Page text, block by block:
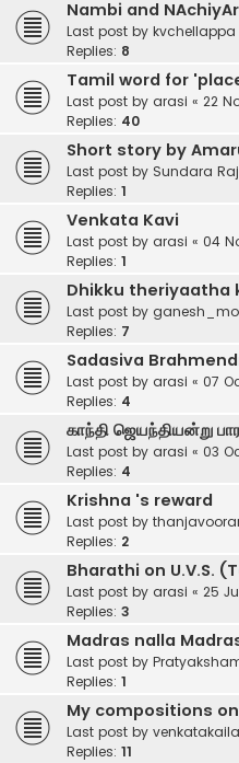
Nambi and NAchiyAr
Last post by kvchellappa
Replies: 8
Tamil word for
Last post by arasi « 22
Replies: 40
Short story by
Last post by Sundara
Replies: 1
Venkata Kavi
Last post by arasi « 04
Replies: 1
Dhikku theriyaatha
Last post by
Replies: 7
Sadasiva
Last post by arasi « 07
Replies: 4
காந்தி ஜெயந்தியன்று
Last post by arasi « 03
Replies: 4
Krishna 's reward
Last post by
Replies: 2
Bharathi on U.V.S.
Last post by arasi « 25
Replies: 3
Madras nalla
Last post by
Replies: 1
My compositions on
Last post by
Replies: 11